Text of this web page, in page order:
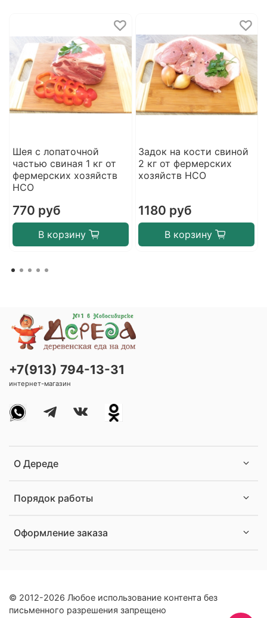
Шея с лопаточной
частью свиная 1 кг от
фермерских хозяйств
НСО
770 руб
В корзину
Задок на кости свиной
2 кг от фермерских
хозяйств НСО
1180 руб
В корзину
О Дереде
Порядок работы
Оформление заказа
+7(913) 794-13-31
интернет-магазин
© 2012-2026 Любое использование контента без
письменного разрешения запрещено